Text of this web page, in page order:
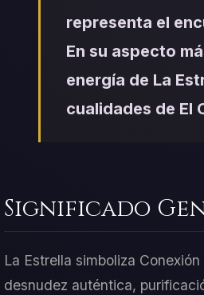
representa el
En su aspecto
energía de La
cualidades de El
Significado
La Estrella simboliza
desnudez auténtica,